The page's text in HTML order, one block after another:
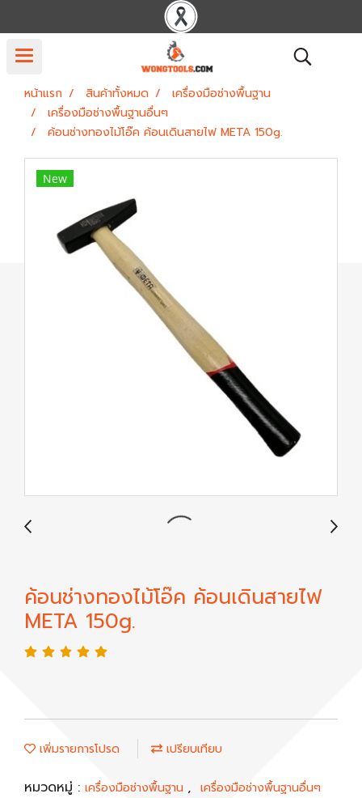
หน้าแรก สินค้าทั้งหมด
เครื่องมือช่างพื้นฐาน
เครื่องมือช่างพื้นฐานอื่นๆ
ค้อนช่างทองไม้โอ๊ค ค้อนเดินสายไฟ META 150g.
New
ค้อนช่างทองไม้โอ๊ค ค้อนเดินสายไฟ
META 150g.
เพิ่มรายการโปรด เปรียบเทียบ
หมวดหมู่ : เครื่องมือช่างพื้นฐาน , เครื่องมือช่างพื้นฐานอื่นๆ